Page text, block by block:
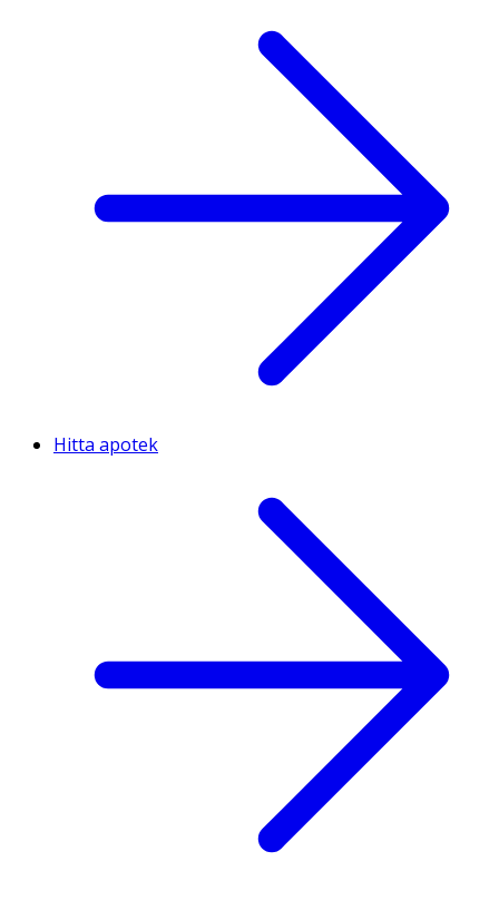
Hitta apotek